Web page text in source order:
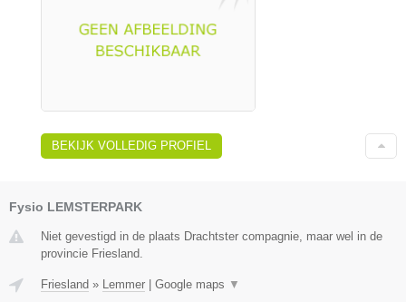
BEKIJK VOLLEDIG PROFIEL
Fysio LEMSTERPARK
Niet gevestigd in de plaats Drachtster compagnie, maar wel in de
provincie Friesland.
Friesland » Lemmer Google maps ▼